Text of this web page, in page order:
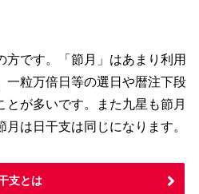
方です。「節月」はあまり利用
一粒万倍日等の選日や暦注下段
とが多いです。また九星も節月
は日干支は同じになります。
支とは